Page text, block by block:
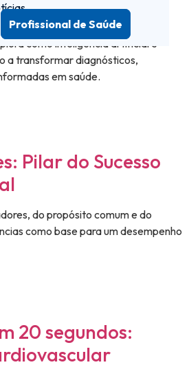
Profissional de Saúde
como inteligência artificial e
a transformar diagnósticos,
em saúde.
Pilar do Sucesso
do propósito comum e do
como base para um desempenho
20 segundos: